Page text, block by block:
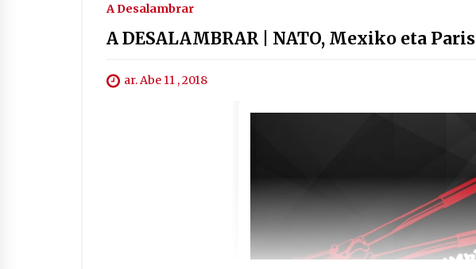
A Desalambrar
A DESALAMBRAR | NATO, Mexiko eta Paris
ar. Abe 11 , 2018